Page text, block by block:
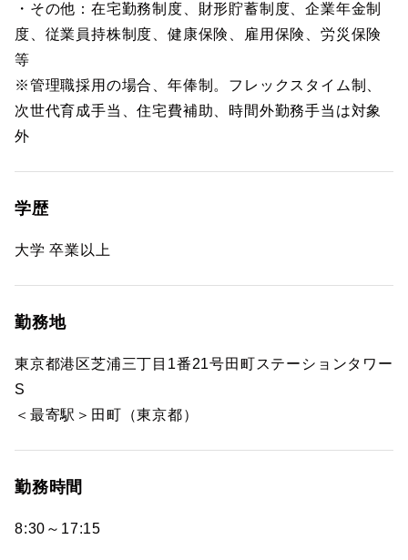
・その他：在宅勤務制度、財形貯蓄制度、企業年金制
度、従業員持株制度、健康保険、雇用保険、労災保険
等
※管理職採用の場合、年俸制。フレックスタイム制、
次世代育成手当、住宅費補助、時間外勤務手当は対象
外
学歴
大学 卒業以上
勤務地
東京都港区芝浦三丁目1番21号田町ステーションタワー
S
＜最寄駅＞田町（東京都）
勤務時間
8:30～17:15